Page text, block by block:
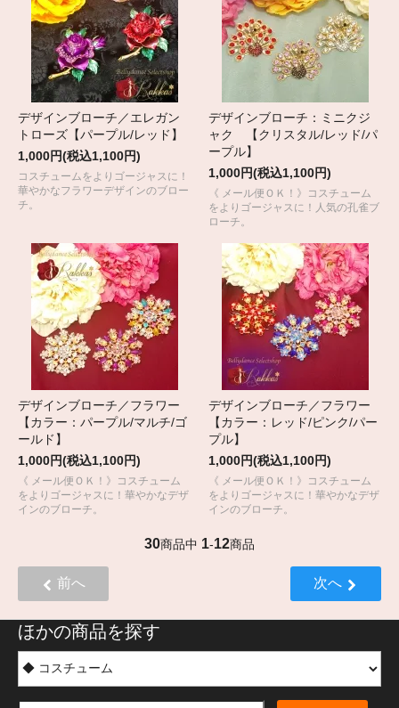
デザインブローチ／エレガン
トローズ【パープル/レッド】
1,000円(税込1,100円)
コスチュームをよりゴージャスに！
華やかなフラワーデザインのブロー
チ。
デザインブローチ：ミニクジ
ャク 【クリスタル/レッド/パ
ープル】
1,000円(税込1,100円)
《 メール便ＯＫ！》コスチューム
をよりゴージャスに！人気の孔雀ブ
ローチ。
デザインブローチ／フラワー
【カラー：パープル/マルチ/ゴ
ールド】
1,000円(税込1,100円)
《 メール便ＯＫ！》コスチューム
をよりゴージャスに！華やかなデザ
インのブローチ。
デザインブローチ／フラワー
【カラー：レッド/ピンク/パー
プル】
1,000円(税込1,100円)
《 メール便ＯＫ！》コスチューム
をよりゴージャスに！華やかなデザ
インのブローチ。
30商品中 1-12商品
前へ 次へ
ほかの商品を探す